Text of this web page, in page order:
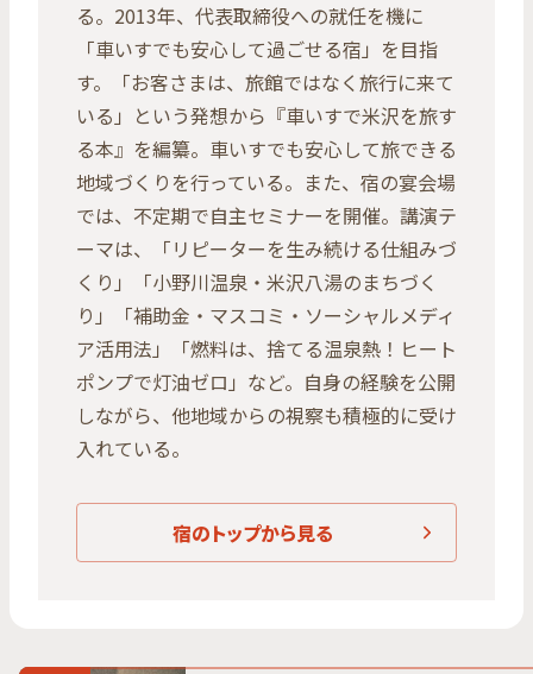
る。2013年、代表取締役への就任を機に
「車いすでも安心して過ごせる宿」を目指
す。「お客さまは、旅館ではなく旅行に来て
いる」という発想から『車いすで米沢を旅す
る本』を編纂。車いすでも安心して旅できる
地域づくりを行っている。また、宿の宴会場
では、不定期で自主セミナーを開催。講演テ
ーマは、「リピーターを生み続ける仕組みづ
くり」「小野川温泉・米沢八湯のまちづく
り」「補助金・マスコミ・ソーシャルメディ
ア活用法」「燃料は、捨てる温泉熱！ヒート
ポンプで灯油ゼロ」など。自身の経験を公開
しながら、他地域からの視察も積極的に受け
入れている。
宿のトップから見る